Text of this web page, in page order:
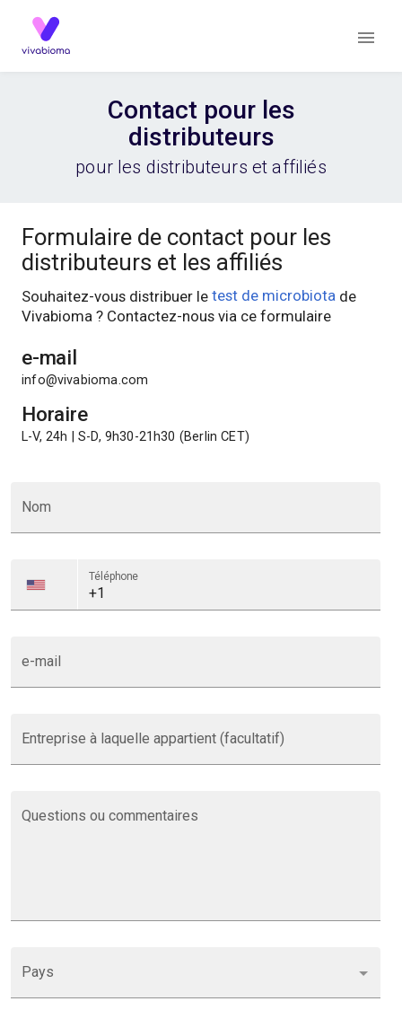
Contact pour les
distributeurs
pour les distributeurs et affiliés
Formulaire de contact pour les
distributeurs et les affiliés
Souhaitez-vous distribuer le test de microbiota de
Vivabioma ? Contactez-nous via ce formulaire
e-mail
info@vivabioma.com
Horaire
L-V, 24h | S-D, 9h30-21h30 (Berlin CET)
Nom
Téléphone
e-mail
Entreprise à laquelle appartient (facultatif)
Questions ou commentaires
Pays